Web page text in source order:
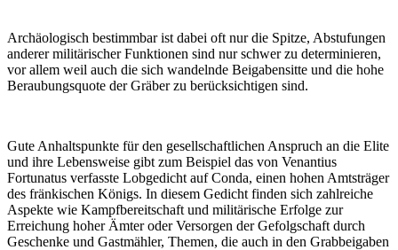
Archäologisch bestimmbar ist dabei oft nur die Spitze, Abstufungen
anderer militärischer Funktionen sind nur schwer zu determinieren,
vor allem weil auch die sich wandelnde Beigabensitte und die hohe
Beraubungsquote der Gräber zu berücksichtigen sind.
Gute Anhaltspunkte für den gesellschaftlichen Anspruch an die Elite
und ihre Lebensweise gibt zum Beispiel das von Venantius
Fortunatus verfasste Lobgedicht auf Conda, einen hohen Amtsträger
des fränkischen Königs. In diesem Gedicht finden sich zahlreiche
Aspekte wie Kampfbereitschaft und militärische Erfolge zur
Erreichung hoher Ämter oder Versorgen der Gefolgschaft durch
Geschenke und Gastmähler, Themen, die auch in den Grabbeigaben